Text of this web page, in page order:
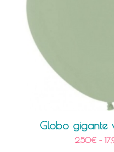
Globo gigante
2,50€–